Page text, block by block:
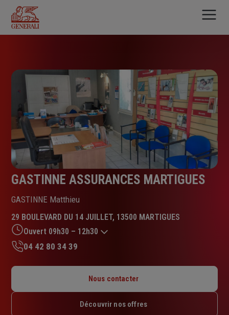
contenu
principal
GASTINNE ASSURANCES MARTIGUES
GASTINNE Matthieu
29 BOULEVARD DU 14 JUILLET, 13500 MARTIGUES
Ouvert 09h30 – 12h30
Mardi : 09h30 – 12h30
Jeudi : 09h30 – 12h30
04 42 80 34 39
Nous contacter
Découvrir nos offres